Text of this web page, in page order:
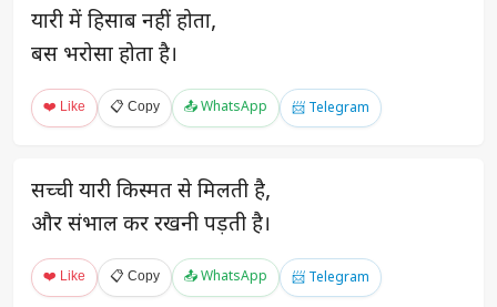
यारी में हिसाब नहीं होता,
बस भरोसा होता है।
❤️ Like 📋 Copy 📤 WhatsApp 📨 Telegram
सच्ची यारी किस्मत से मिलती है,
और संभाल कर रखनी पड़ती है।
❤️ Like 📋 Copy 📤 WhatsApp 📨 Telegram